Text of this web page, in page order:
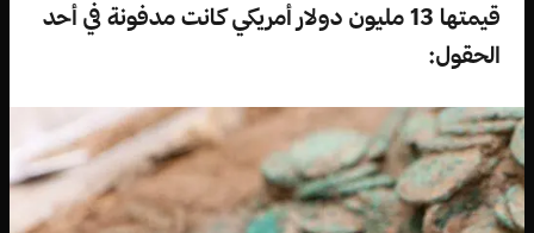
قيمتها 13 مليون دولار أمريكي كانت مدفونة في أحد
الحقول: